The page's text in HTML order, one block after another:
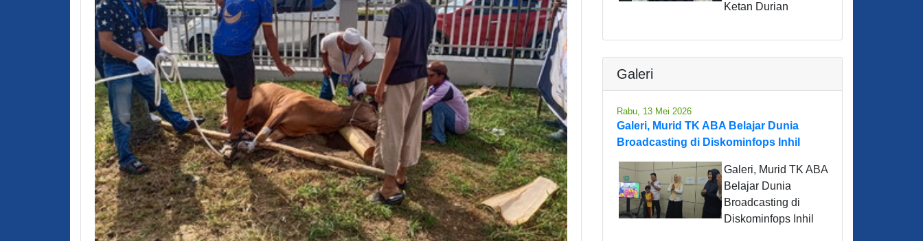
Ketan Durian
Galeri
Rabu, 13 Mei 2026
Galeri, Murid TK ABA Belajar Dunia
Broadcasting di Diskominfops Inhil
Galeri, Murid TK ABA
Belajar Dunia
Broadcasting di
Diskominfops Inhil